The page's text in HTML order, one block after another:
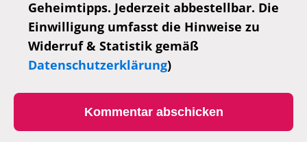
Geheimtipps. Jederzeit abbestellbar. Die
Einwilligung umfasst die Hinweise zu
Widerruf & Statistik gemäß
Datenschutzerklärung)